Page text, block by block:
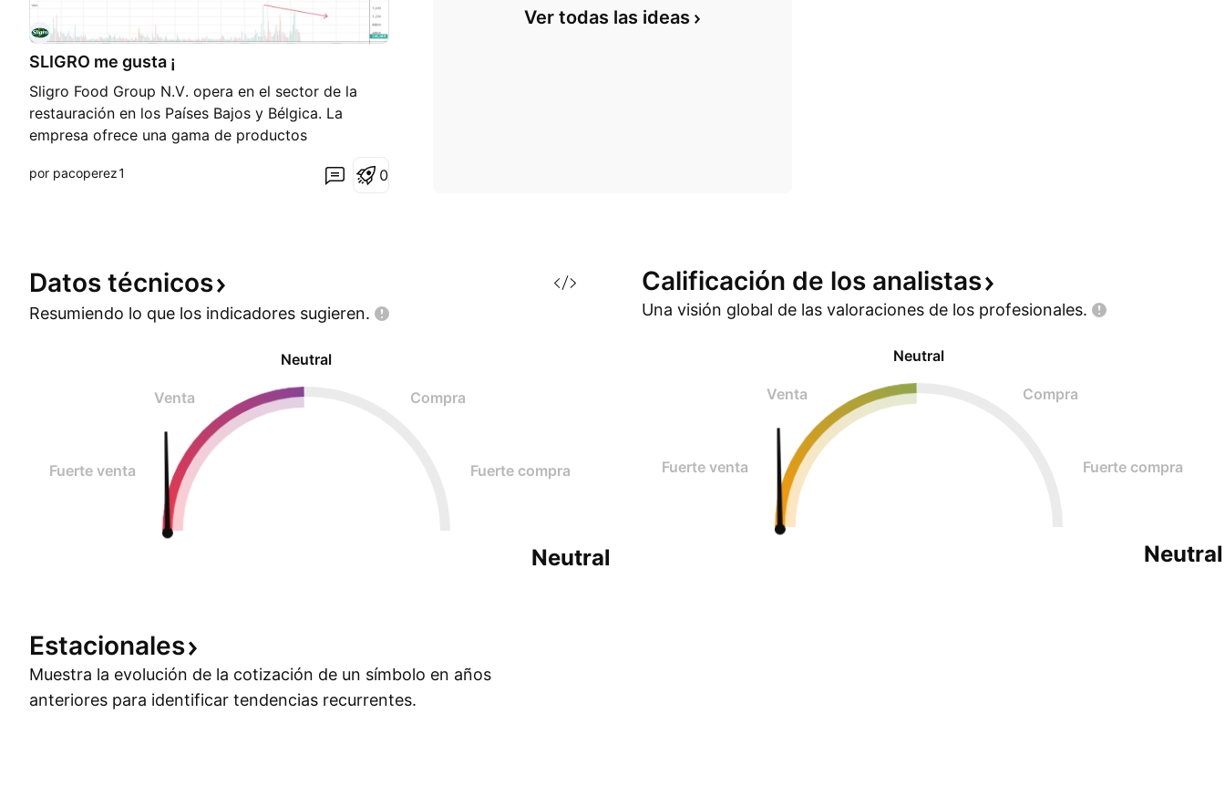
SLIGRO me gusta ¡
Sligro Food Group N.V. opera en el sector de la
restauración en los Países Bajos y Bélgica. La
empresa ofrece una gama de productos
alimentación, así como servicios en el mercado
por pacoperez1 0
Ver todas las ideas
Datos técnicos
Resumiendo lo que los indicadores sugieren.
Neutral
Venta Compra
Fuerte venta Fuerte compra
Neutral
Calificación de los analistas
Una visión global de las valoraciones de los profesionales.
Neutral
Venta Compra
Fuerte venta Fuerte compra
Neutral
Estacionales
Muestra la evolución de la cotización de un símbolo en años
anteriores para identificar tendencias recurrentes.